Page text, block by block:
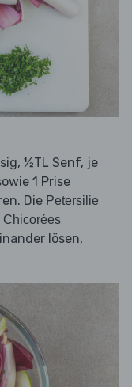
½TL Senf, je
1 Prise
Die Petersilie
Chicorées
lösen,